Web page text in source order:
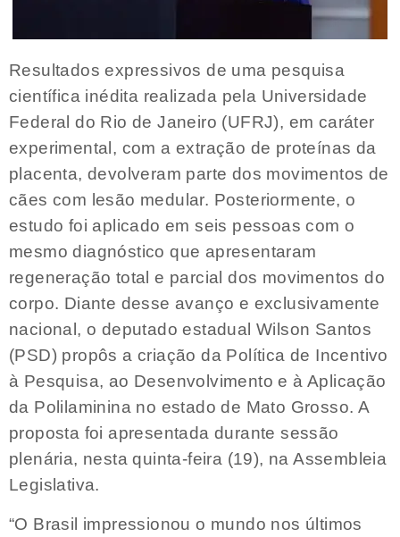
Resultados expressivos de uma pesquisa
científica inédita realizada pela Universidade
Federal do Rio de Janeiro (UFRJ), em caráter
experimental, com a extração de proteínas da
placenta, devolveram parte dos movimentos de
cães com lesão medular. Posteriormente, o
estudo foi aplicado em seis pessoas com o
mesmo diagnóstico que apresentaram
regeneração total e parcial dos movimentos do
corpo. Diante desse avanço e exclusivamente
nacional, o deputado estadual Wilson Santos
(PSD) propôs a criação da Política de Incentivo
à Pesquisa, ao Desenvolvimento e à Aplicação
da Polilaminina no estado de Mato Grosso. A
proposta foi apresentada durante sessão
plenária, nesta quinta-feira (19), na Assembleia
Legislativa.
“O Brasil impressionou o mundo nos últimos